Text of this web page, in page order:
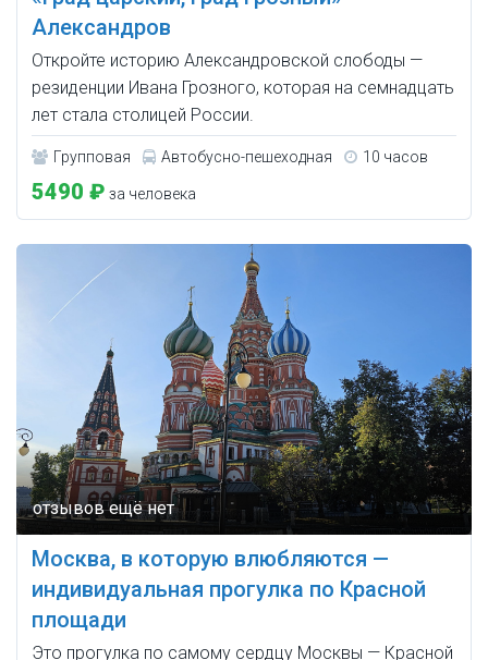
Александров
Откройте историю Александровской слободы —
резиденции Ивана Грозного, которая на семнадцать
лет стала столицей России.
Групповая Автобусно-пешеходная 10 часов
5490 ₽ за человека
Москва, в которую влюбляются —
индивидуальная прогулка по Красной
площади
Это прогулка по самому сердцу Москвы — Красной